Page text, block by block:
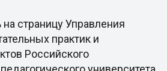
страницу Управления
практик и
Российского